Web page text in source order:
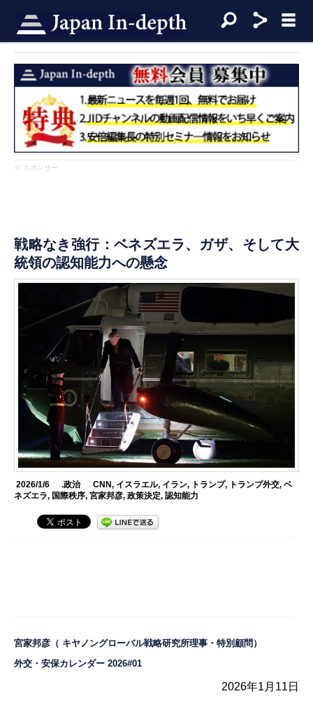
※ スポンサー
戦略なき強行：ベネズエラ、ガザ、そして大
統領の認知能力への懸念
2026/1/6 .政治 CNN, イスラエル, イラン, トランプ, トランプ外交, ベ
ネズエラ, 国際秩序,宮家邦彦,政策決定,認知能力
宮家邦彦（ キヤノングローバル戦略研究所理事・特別顧問）
外交・安保カレンダー 2026#01
2026年1月11日